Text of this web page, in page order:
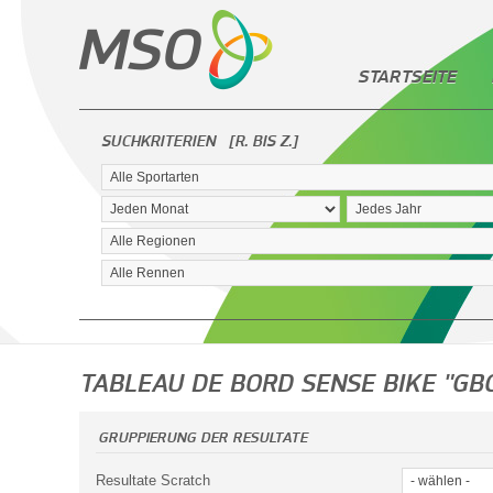
STARTSEITE
SUCHKRITERIEN [R. BIS Z.]
TABLEAU DE BORD SENSE BIKE
GRUPPIERUNG DER RESULTATE
Resultate Scratch